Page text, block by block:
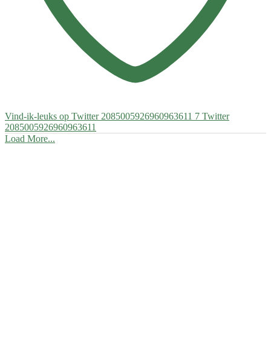
Vind-ik-leuks op Twitter 2085005926960963611 7 Twitter
2085005926960963611
Load More...